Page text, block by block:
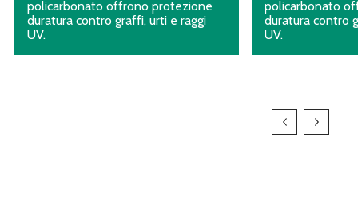
policarbonato offrono protezione
duratura contro graffi, urti e raggi
UV.
policarbonato
duratura contro
UV.